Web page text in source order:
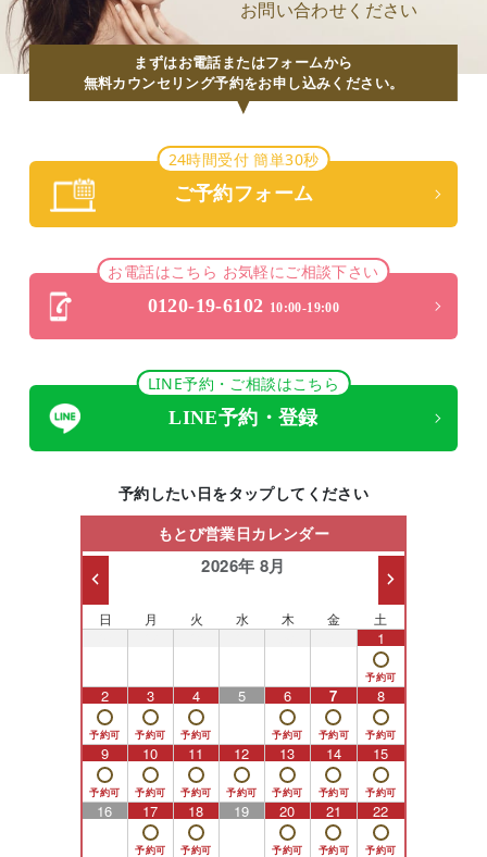
お問い合わせください
まずはお電話またはフォームから
無料カウンセリング予約をお申し込みください。
24時間受付 簡単30秒
ご予約フォーム
お電話はこちら お気軽にご相談下さい
0120-19-6102 10:00-19:00
LINE予約・ご相談はこちら
LINE予約・登録
予約したい日をタップしてください
もとび営業日カレンダー
2026年 8月
日 月 火 水 木 金 土
1
2 3 4 5 6 7 8
9 10 11 12 13 14 15
16 17 18 19 20 21 22